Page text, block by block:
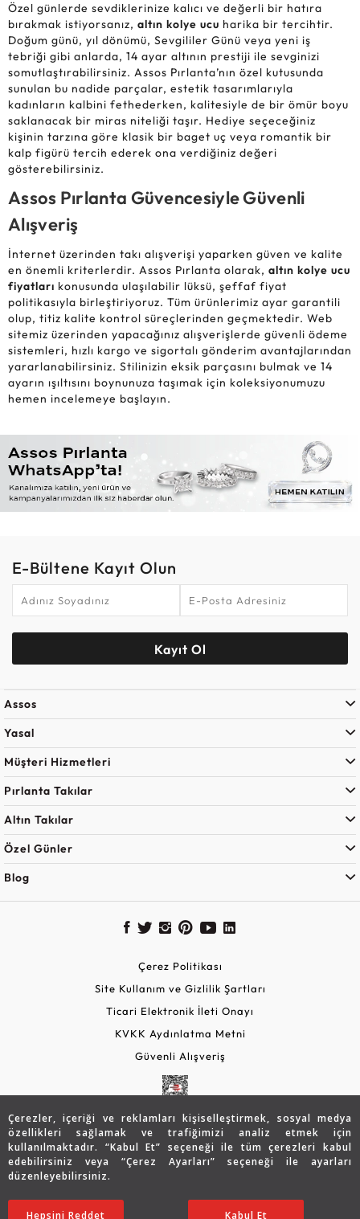
Çerezler, içeriği ve reklamları kişiselleştirmek, sosyal medya
özellikleri sağlamak ve trafiğimizi analiz etmek için
kullanılmaktadır. “Kabul Et” seçeneği ile tüm çerezleri kabul
edebilirsiniz veya “Çerez Ayarları” seçeneği ile ayarları
düzenleyebilirsiniz.
Ayarları Düzenle
Hepsini Reddet Kabul Et
Özel günlerde sevdiklerinize kalıcı ve değerli bir hatıra
bırakmak istiyorsanız, altın kolye ucu harika bir tercihtir.
Doğum günü, yıl dönümü, Sevgililer Günü veya yeni iş
tebriği gibi anlarda, 14 ayar altının prestiji ile sevginizi
somutlaştırabilirsiniz. Assos Pırlanta’nın özel kutusunda
sunulan bu nadide parçalar, estetik tasarımlarıyla
kadınların kalbini fethederken, kalitesiyle de bir ömür boyu
saklanacak bir miras niteliği taşır. Hediye seçeceğiniz
kişinin tarzına göre klasik bir baget uç veya romantik bir
kalp figürü tercih ederek ona verdiğiniz değeri
gösterebilirsiniz.
Assos Pırlanta Güvencesiyle Güvenli
Alışveriş
İnternet üzerinden takı alışverişi yaparken güven ve kalite
en önemli kriterlerdir. Assos Pırlanta olarak, altın kolye ucu
fiyatları konusunda ulaşılabilir lüksü, şeffaf fiyat
politikasıyla birleştiriyoruz. Tüm ürünlerimiz ayar garantili
olup, titiz kalite kontrol süreçlerinden geçmektedir. Web
sitemiz üzerinden yapacağınız alışverişlerde güvenli ödeme
sistemleri, hızlı kargo ve sigortalı gönderim avantajlarından
yararlanabilirsiniz. Stilinizin eksik parçasını bulmak ve 14
ayarın ışıltısını boynunuza taşımak için koleksiyonumuzu
hemen incelemeye başlayın.
E-Bültene Kayıt Olun
Kayıt Ol
Assos
Yasal
Müşteri Hizmetleri
Pırlanta Takılar
Altın Takılar
Özel Günler
Blog
Çerez Politikası
Site Kullanım ve Gizlilik Şartları
Ticari Elektronik İleti Onayı
KVKK Aydınlatma Metni
Güvenli Alışveriş